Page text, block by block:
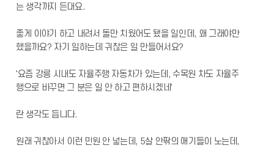
는 생각까지 든대요.
좋게 이야기 하고 내려서 돌만 치웠어도 됐을 일인데, 왜 그래야만
했을까요? 자기 일하는데 귀찮은 일 만들어서요?
'요즘 강릉 시내도 자율주행 자동차가 있는데, 수목원 차도 자율주
행으로 바꾸면 그 분은 일 안 하고 편하시겠네'
란 생각도 듭니다.
원래 귀찮아서 이런 민원 안 넣는데, 5살 안팎의 애기들이 노는데,